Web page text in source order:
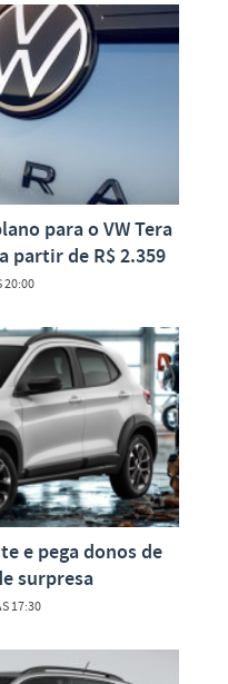
para o VW Tera
partir de R$ 2.359
20:00
e pega donos de
surpresa
17:30